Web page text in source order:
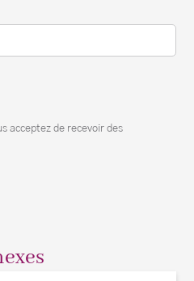
acceptez de recevoir des